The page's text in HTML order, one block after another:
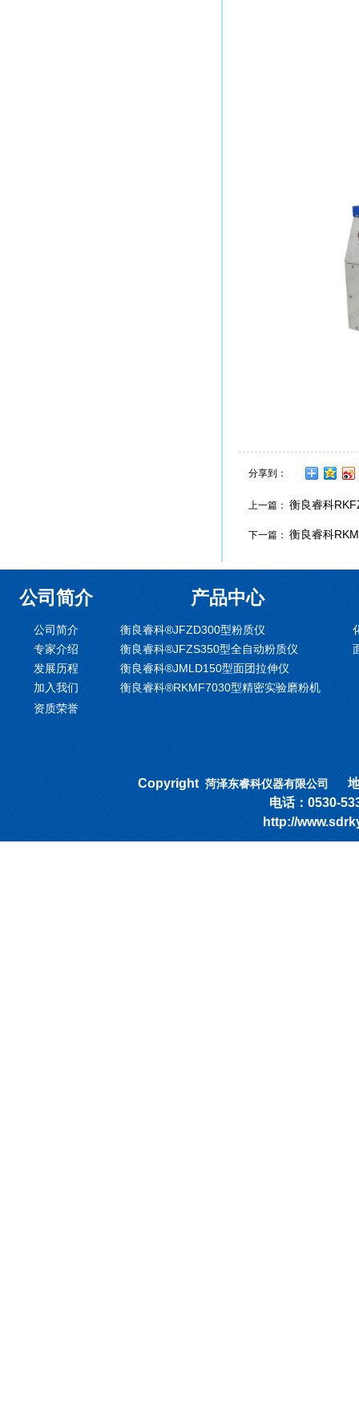
分享到：
上一篇： 衡良睿科
下一篇： 衡良睿科
公司简介
公司简介
专家介绍
发展历程
加入我们
资质荣誉
产品中心
衡良睿科®JFZD300型粉质仪
衡良睿科®JFZS350型全自动粉质仪
衡良睿科®JMLD150型面团拉伸仪
衡良睿科®RKMF7030型精密实验磨粉机
Copyright 菏泽东睿科仪器有限公司
地
电话：0530-
http://